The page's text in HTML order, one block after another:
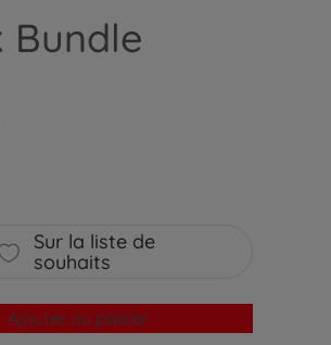
Bundle
Sur la liste de
souhaits
Ajouter au panier